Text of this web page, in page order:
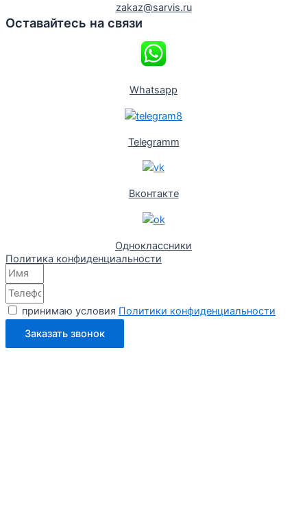
zakaz@sarvis.ru
Оставайтесь на связи
Whatsapp
Telegramm
Вконтакте
Одноклассники
Политика конфиденциальности
принимаю условия Политики конфиденциальности
Заказать звонок